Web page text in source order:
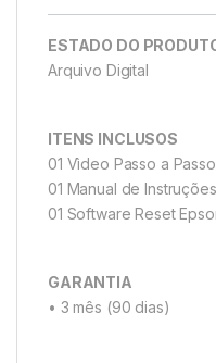
ESTADO DO
Arquivo Digital
ITENS INCLUSOS
01 Vìdeo Passo a Passo
01 Manual de Instruções
01 Software Reset
GARANTIA
• 3 mês (90 dias)